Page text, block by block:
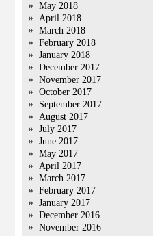
May 2018
April 2018
March 2018
February 2018
January 2018
December 2017
November 2017
October 2017
September 2017
August 2017
July 2017
June 2017
May 2017
April 2017
March 2017
February 2017
January 2017
December 2016
November 2016